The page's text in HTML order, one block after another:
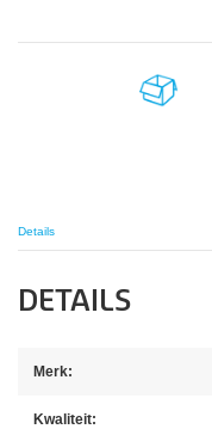
Details
DETAILS
Merk:
Kwaliteit: